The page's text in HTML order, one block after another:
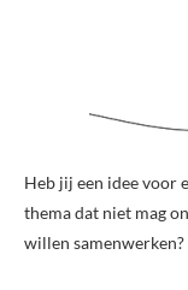
Heb jij een idee voor
thema dat niet mag
willen